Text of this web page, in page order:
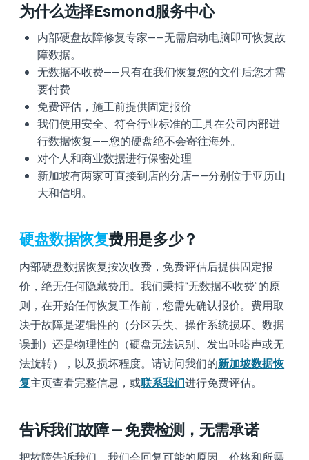
为什么选择Esmond服务中心
内部硬盘故障修复专家——无需启动电脑即可恢复故
障数据。
无数据不收费——只有在我们恢复您的文件后您才需
要付费
免费评估，施工前提供固定报价
我们使用安全、符合行业标准的工具在公司内部进
行数据恢复——您的硬盘绝不会寄往海外。
对个人和商业数据进行保密处理
新加坡有两家可直接到店的分店——分别位于亚历山
大和信明。
硬盘数据恢复费用是多少？
内部硬盘数据恢复按次收费，免费评估后提供固定报
价，绝无任何隐藏费用。我们秉持“无数据不收费”的原
则，在开始任何恢复工作前，您需先确认报价。费用取
决于故障是逻辑性的（分区丢失、操作系统损坏、数据
误删）还是物理性的（硬盘无法识别、发出咔嗒声或无
法旋转），以及损坏程度。请访问我们的新加坡数据恢
复主页查看完整信息，或联系我们进行免费评估。
告诉我们故障 — 免费检测，无需承诺